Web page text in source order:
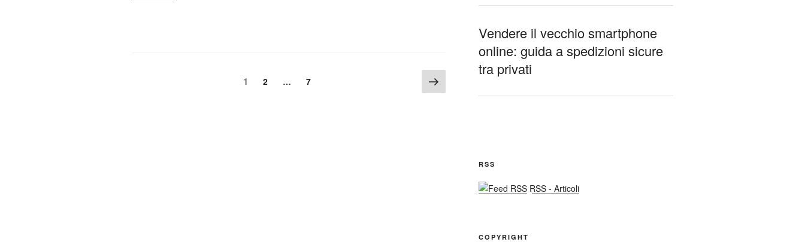
Pagina
1 Pagina
2 … Pagina
7 Pagina
successiva
Vendere il vecchio smartphone
online: guida a spedizioni sicure
tra privati
RSS
RSS - Articoli
COPYRIGHT